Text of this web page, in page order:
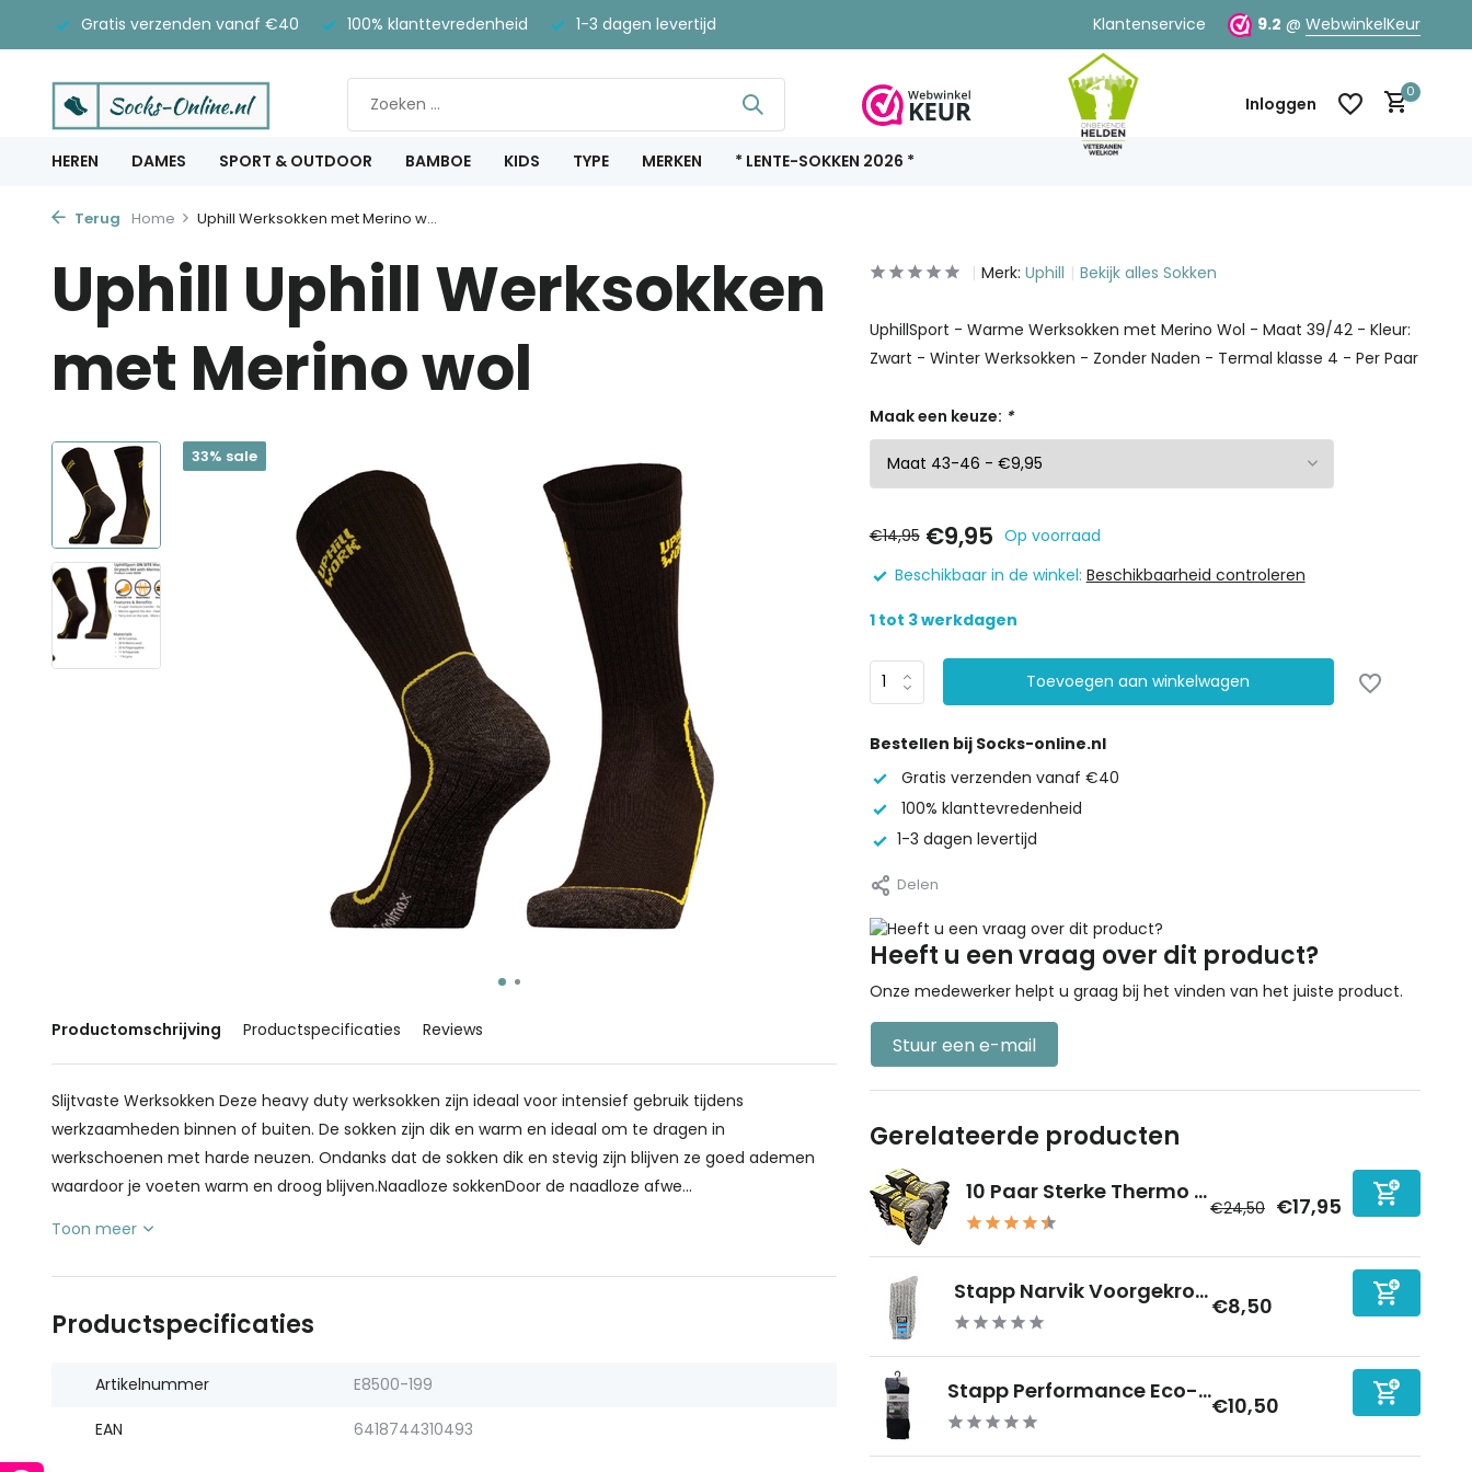
Gratis verzenden vanaf €40 100% klanttevredenheid 1-3 dagen levertijd Klantenservice 9.2 @ WebwinkelKeur
Inloggen
0
HEREN DAMES SPORT & OUTDOOR BAMBOE KIDS TYPE MERKEN * LENTE-SOKKEN 2026 *
Terug Home Uphill Werksokken met Merino w...
Uphill Uphill Werksokken
met Merino wol
33% sale
Productomschrijving Productspecificaties Reviews
Slijtvaste Werksokken Deze heavy duty werksokken zijn ideaal voor intensief gebruik tijdens
werkzaamheden binnen of buiten. De sokken zijn dik en warm en ideaal om te dragen in
werkschoenen met harde neuzen. Ondanks dat de sokken dik en stevig zijn blijven ze goed ademen
waardoor je voeten warm en droog blijven.Naadloze sokkenDoor de naadloze afwe...
Toon meer
Productspecificaties
Artikelnummer E8500-199
EAN 6418744310493
Merk: Uphill Bekijk alles Sokken
UphillSport - Warme Werksokken met Merino Wol - Maat 39/42 - Kleur:
Zwart - Winter Werksokken - Zonder Naden - Termal klasse 4 - Per Paar
Maak een keuze: *
€14,95 €9,95 Op voorraad
Beschikbaar in de winkel: Beschikbaarheid controleren
1 tot 3 werkdagen
Toevoegen aan winkelwagen
Bestellen bij Socks-online.nl
Gratis verzenden vanaf €40
100% klanttevredenheid
1-3 dagen levertijd
Delen
Heeft u een vraag over dit product?
Onze medewerker helpt u graag bij het vinden van het juiste product.
Stuur een e-mail
Gerelateerde producten
10 Paar Sterke Thermo ...
€24,50 €17,95
Stapp Narvik Voorgekro...
€8,50
Stapp Performance Eco-...
€10,50